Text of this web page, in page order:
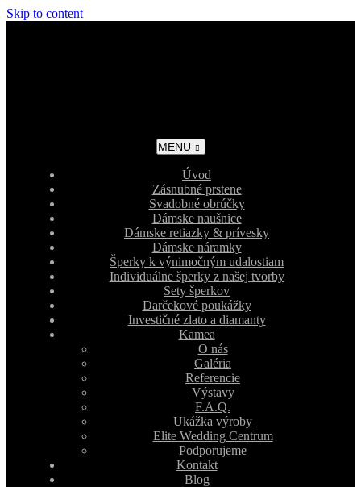
Skip to content
MENU
Úvod
Zásnubné prstene
Svadobné obrúčky
Dámske naušnice
Dámske retiazky & prívesky
Dámske náramky
Šperky k výnimočným udalostiam
Individuálne šperky z našej tvorby
Sety šperkov
Darčekové poukážky
Investičné zlato a diamanty
Kamea
O nás
Galéria
Referencie
Výstavy
F.A.Q.
Ukážka výroby
Elite Wedding Centrum
Podporujeme
Kontakt
Blog